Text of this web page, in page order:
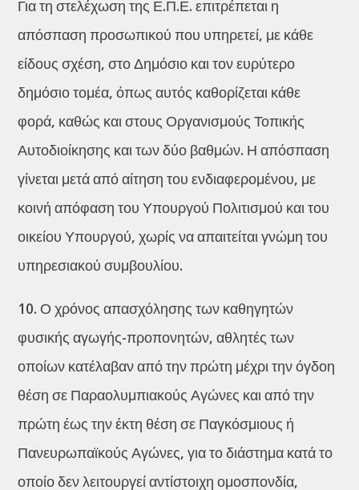
Για τη στελέχωση της Ε.Π.Ε. επιτρέπεται η
απόσπαση προσωπικού που υπηρετεί, με κάθε
είδους σχέση, στο Δημόσιο και τον ευρύτερο
δημόσιο τομέα, όπως αυτός καθορίζεται κάθε
φορά, καθώς και στους Οργανισμούς Τοπικής
Αυτοδιοίκησης και των δύο βαθμών. Η απόσπαση
γίνεται μετά από αίτηση του ενδιαφερομένου, με
κοινή απόφαση του Υπουργού Πολιτισμού και του
οικείου Υπουργού, χωρίς να απαιτείται γνώμη του
υπηρεσιακού συμβουλίου.
10. Ο χρόνος απασχόλησης των καθηγητών
φυσικής αγωγής-προπονητών, αθλητές των
οποίων κατέλαβαν από την πρώτη μέχρι την όγδοη
θέση σε Παραολυμπιακούς Αγώνες και από την
πρώτη έως την έκτη θέση σε Παγκόσμιους ή
Πανευρωπαϊκούς Αγώνες, για το διάστημα κατά το
οποίο δεν λειτουργεί αντίστοιχη ομοσπονδία,